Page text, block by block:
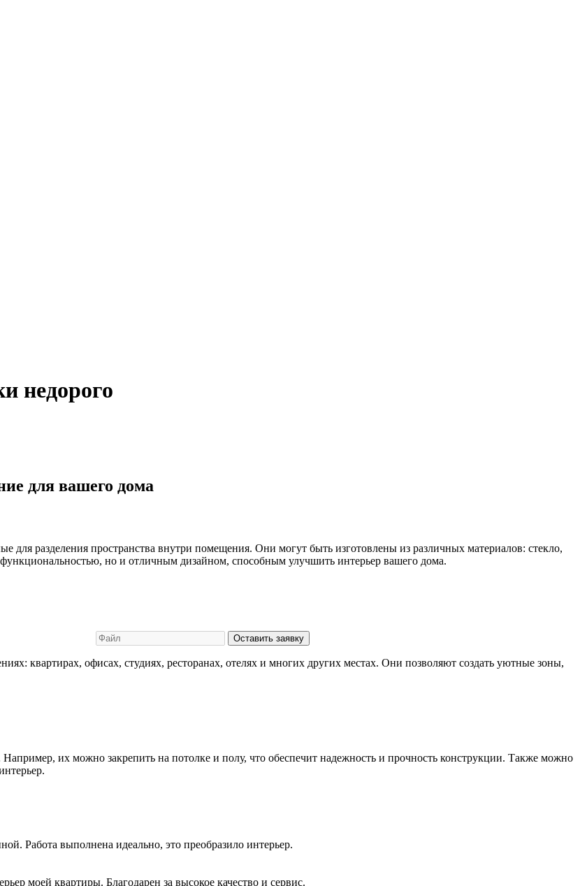
недорого
для вашего дома
разделения пространства внутри помещения. Они могут быть изготовлены из различных материалов: стекло,
но и отличным дизайном, способным улучшить интерьер вашего дома.
Оставить заявку
квартирах, офисах, студиях, ресторанах, отелях и многих других местах. Они позволяют создать уютные зоны,
их можно закрепить на потолке и полу, что обеспечит надежность и прочность конструкции. Также можно
Работа выполнена идеально, это преобразило интерьер.
моей квартиры. Благодарен за высокое качество и сервис.